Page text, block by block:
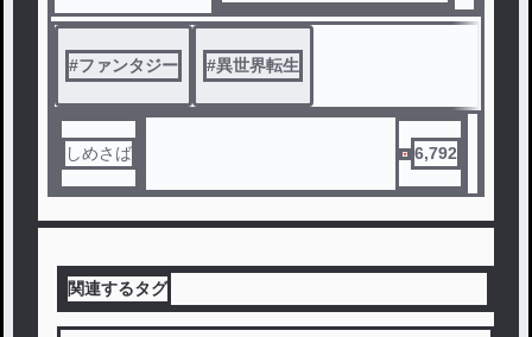
活の為に冒険者に。
ギルドに騙され、与えられた
のは最低ランクのカッパープ
レート。
それに挫けることなく日々の
雑務をこなしながらも、九条
は不慣れな異世界生活を送っ
ていた。
そんな九条を優しく癒してく
であるミア(10)と、森で助け
とは言えそんな日常も長くは
#ファンタジー #異世界転生
しめさば 6,792
関連するタグ